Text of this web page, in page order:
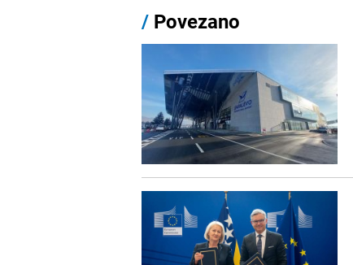
/ Povezano